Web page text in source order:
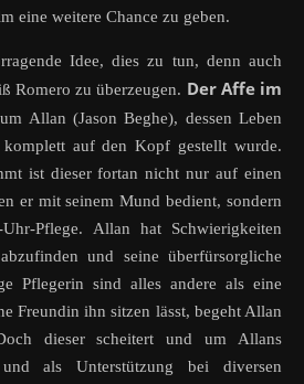
eine weitere Chance zu geben.
Idee, dies zu tun, denn auch
Romero zu überzeugen. Der Affe im
Allan (Jason Beghe), dessen Leben
auf den Kopf gestellt wurde.
ist dieser fortan nicht nur auf einen
er mit seinem Mund bedient, sondern
Pflege. Allan hat Schwierigkeiten
und seine überfürsorgliche
Pflegerin sind alles andere als eine
Freundin ihn sitzen lässt, begeht Allan
dieser scheitert und um Allans
als Unterstützung bei diversen